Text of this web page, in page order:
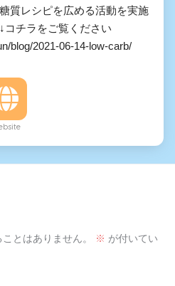
質レシピを広める活動を実施
コチラをご覧ください
blog/2021-06-14-low-carb/
とはありません。 ※ が付いてい